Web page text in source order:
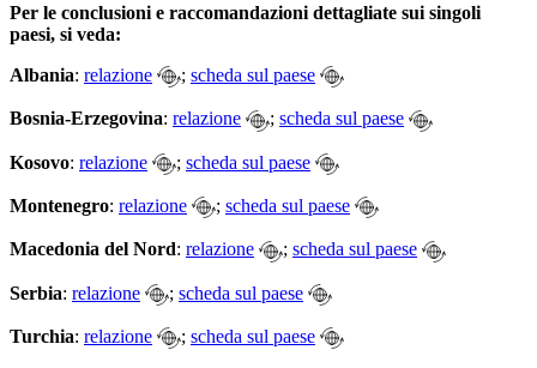
Per le conclusioni e raccomandazioni dettagliate sui singoli
paesi, si veda:
Albania: relazione ; scheda sul paese
Bosnia-Erzegovina: relazione ; scheda sul paese
Kosovo: relazione ; scheda sul paese
Montenegro: relazione ; scheda sul paese
Macedonia del Nord: relazione ; scheda sul paese
Serbia: relazione ; scheda sul paese
Turchia: relazione ; scheda sul paese